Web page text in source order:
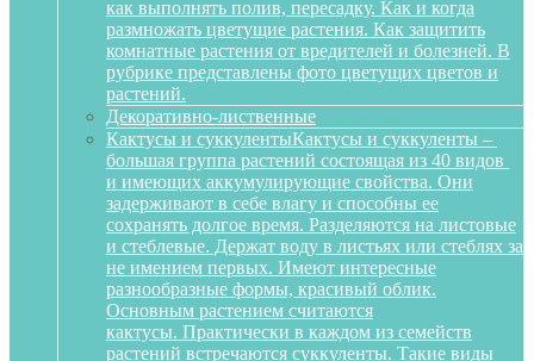
как выполнять полив, пересадку. Как и когда
размножать цветущие растения. Как защитить
комнатные растения от вредителей и болезней. В
рубрике представлены фото цветущих цветов и
растений.
Декоративно-лиственные
Кактусы и суккулентыКактусы и суккуленты –
большая группа растений состоящая из 40 видов
и имеющих аккумулирующие свойства. Они
задерживают в себе влагу и способны ее
сохранять долгое время. Разделяются на листовые
и стеблевые. Держат воду в листьях или стеблях за
не имением первых. Имеют интересные
разнообразные формы, красивый облик.
Основным растением считаются
кактусы. Практически в каждом из семейств
растений встречаются суккуленты. Такие виды